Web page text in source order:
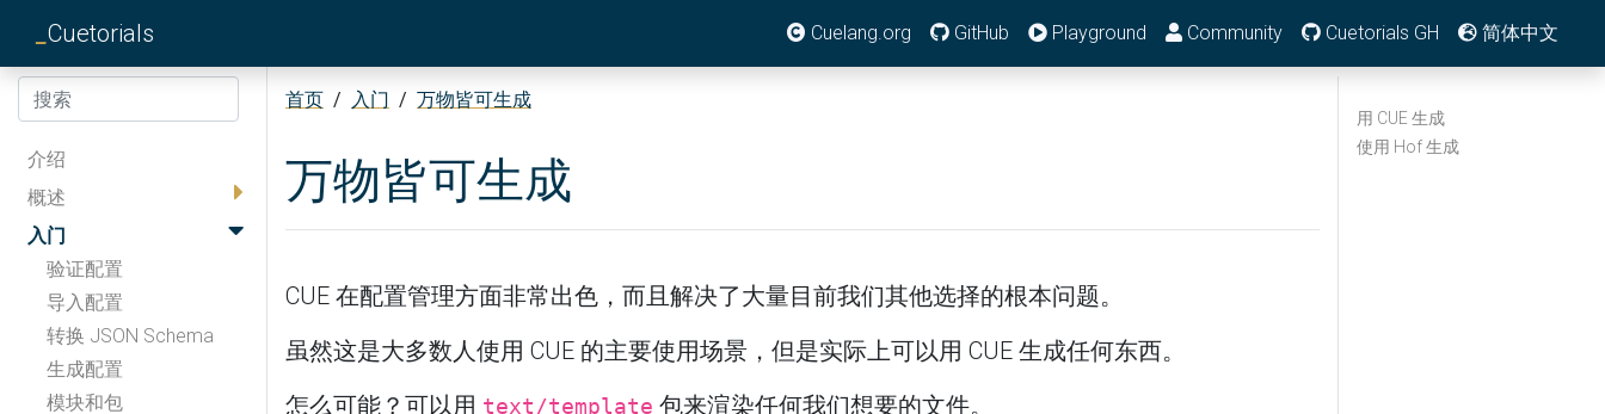
Cuetorials Cuelang.org GitHub Playground Community Cuetorials GH 简体中文
介绍
概述
入门
验证配置
导入配置
转换 JSON Schema
生成配置
模块和包
用 CUE 生成
使用 Hof 生成
首页 / 入门 / 万物皆可生成
万物皆可生成
CUE 在配置管理方面非常出色，而且解决了大量目前我们其他选择的根本问题。
虽然这是大多数人使用 CUE 的主要使用场景，但是实际上可以用 CUE 生成任何东西。
怎么可能？可以用 text/template 包来渲染任何我们想要的文件。